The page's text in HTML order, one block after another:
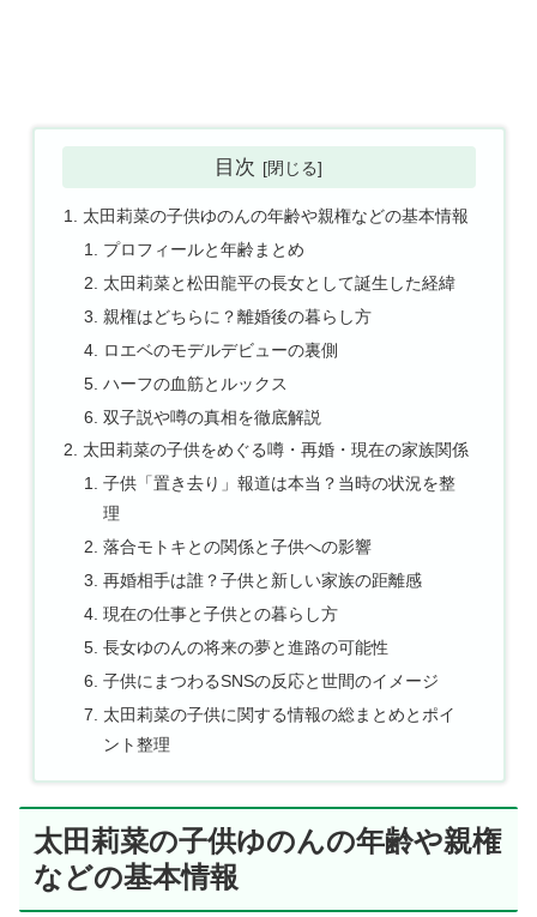
目次
太田莉菜の子供ゆのんの年齢や親権などの基本情報
プロフィールと年齢まとめ
太田莉菜と松田龍平の長女として誕生した経緯
親権はどちらに？離婚後の暮らし方
ロエベのモデルデビューの裏側
ハーフの血筋とルックス
双子説や噂の真相を徹底解説
太田莉菜の子供をめぐる噂・再婚・現在の家族関係
子供「置き去り」報道は本当？当時の状況を整
理
落合モトキとの関係と子供への影響
再婚相手は誰？子供と新しい家族の距離感
現在の仕事と子供との暮らし方
長女ゆのんの将来の夢と進路の可能性
子供にまつわるSNSの反応と世間のイメージ
太田莉菜の子供に関する情報の総まとめとポイ
ント整理
太田莉菜の子供ゆのんの年齢や親権
などの基本情報